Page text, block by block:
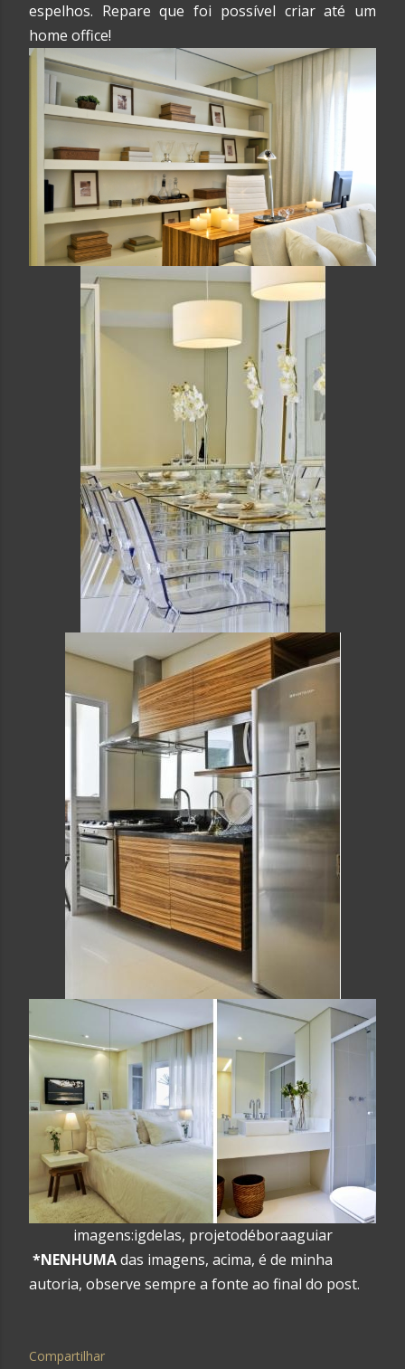
espelhos. Repare que foi possível criar até um
home office!
imagens:igdelas, projetodéboraaguiar
*NENHUMAdas imagens, acima, é de minha
autoria, observe sempre a fonte ao final do post.
Compartilhar